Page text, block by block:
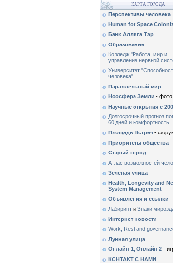
КАРТА ГОРОДА
Перспективы человека
Human for Space
Банк Аллига Тэр
Образование
Колледж "Работа, мир и
управление нервной
Университет
человека"
Параллельный мир
Ноосфера Земли - фото
Научные открытия с
Долгосрочный прогноз
60 дней и комфортность
Площадь Встреч-
Приоритеты общества
Старый город
Атлас возможностей
Зеленая улица
Health, Longevity and
System Management
Объявления и ссылки
Лабиринти Знаки
Интернет новости
Work, Rest and
Лунная улица
Онлайн 1, Онлайн 2-
КОНТАКТ С НАМИ